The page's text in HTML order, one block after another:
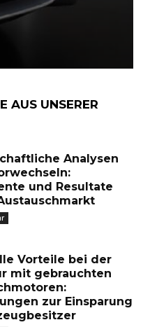
AUS UNSERER
Analysen
und Resultate
Vorteile bei der
mit gebrauchten
zur Einsparung